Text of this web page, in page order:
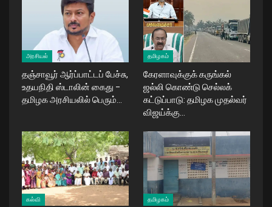
அரசியல்
தஞ்சாவூர் ஆர்ப்பாட்டப் பேச்சு,
உதயநிதி ஸ்டாலின் கைது –
தமிழக அரசியலில் பெரும்…
தமிழகம்
கேரளாவுக்குக் கருங்கல்
ஜல்லி கொண்டு செல்லக்
கட்டுப்பாடு: தமிழக முதல்வர்
விஜய்க்கு…
கல்வி தமிழகம்